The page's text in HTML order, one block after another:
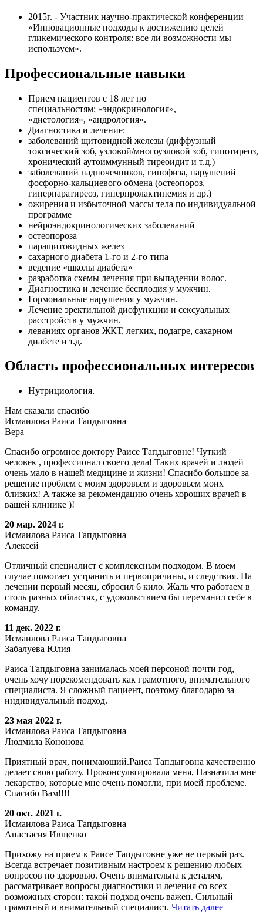
2015г. - Участник научно-практической конференции
«Инновационные подходы к достижению целей
гликемического контроля: все ли возможности мы
используем».
Профессиональные навыки
Прием пациентов с 18 лет по
специальностям: «эндокринология»,
«диетология», «андрология».
Диагностика и лечение:
заболеваний щитовидной железы (диффузный
токсический зоб, узловой/многоузловой зоб, гипотиреоз,
хронический аутоиммунный тиреоидит и т.д.)
заболеваний надпочечников, гипофиза, нарушений
фосфорно-кальциевого обмена (остеопороз,
гиперпаратиреоз, гиперпролактинемия и др.)
ожирения и избыточной массы тела по индивидуальной
программе
нейроэндокринологических заболеваний
остеопороза
паращитовидных желез
сахарного диабета 1-го и 2-го типа
ведение «школы диабета»
разработка схемы лечения при выпадении волос.
Диагностика и лечение бесплодия у мужчин.
Гормональные нарушения у мужчин.
Лечение эректильной дисфункции и сексуальных
расстройств у мужчин.
леваниях органов ЖКТ, легких, подагре, сахарном
диабете и т.д.
Область профессиональных интересов
Нутрициология.
Нам сказали спасибо
Исмаилова Раиса Тапдыговна
Вера
Спасибо огромное доктору Раисе Тапдыговне! Чуткий
человек , профессионал своего дела! Таких врачей и людей
очень мало в нашей медицине и жизни! Спасибо большое за
решение проблем с моим здоровьем и здоровьем моих
близких! А также за рекомендацию очень хороших врачей в
вашей клинике )!
20 мар. 2024 г.
Исмаилова Раиса Тапдыговна
Алексей
Отличный специалист с комплексным подходом. В моем
случае помогает устранить и первопричины, и следствия. На
лечении первый месяц, сбросил 6 кило. Жаль что работаем в
столь разных областях, с удовольствием бы переманил себе в
команду.
11 дек. 2022 г.
Исмаилова Раиса Тапдыговна
Забалуева Юлия
Раиса Тапдыговна занималась моей персоной почти год,
очень хочу порекомендовать как грамотного, внимательного
специалиста. Я сложный пациент, поэтому благодарю за
индивидуальный подход.
23 мая 2022 г.
Исмаилова Раиса Тапдыговна
Людмила Кононова
Приятный врач, понимающий.Раиса Тапдыговна качественно
делает свою работу. Проконсультировала меня, Назначила мне
лекарство, которые мне очень помогли, при моей проблеме.
Спасибо Вам!!!!
20 окт. 2021 г.
Исмаилова Раиса Тапдыговна
Анастасия Ивщенко
Прихожу на прием к Раисе Тапдыговне уже не первый раз.
Всегда встречает позитивным настроем к решению любых
вопросов по здоровью. Очень внимательна к деталям,
рассматривает вопросы диагностики и лечения со всех
возможных сторон: такой подход очень важен. Сильный
грамотный и внимательный специалист. Читать далее